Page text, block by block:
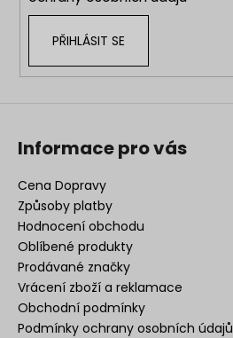
ý
PŘIHLÁSIT SE
Informace pro vás
Cena Dopravy
Způsoby platby
Hodnocení obchodu
Oblíbené produkty
Prodávané značky
Vrácení zboží a reklamace
Obchodní podmínky
Podmínky ochrany osobních údajů